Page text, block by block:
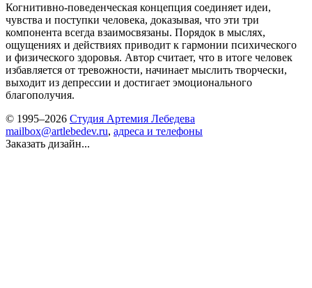
Когнитивно-поведенческая концепция соединяет идеи,
чувства и поступки человека, доказывая, что эти три
компонента всегда взаимосвязаны. Порядок в мыслях,
ощущениях и действиях приводит к гармонии психического
и физического здоровья. Автор считает, что в итоге человек
избавляется от тревожности, начинает мыслить творчески,
выходит из депрессии и достигает эмоционального
благополучия.
© 1995–2026 Студия Артемия Лебедева
mailbox@artlebedev.ru, адреса и телефоны
Заказать дизайн...